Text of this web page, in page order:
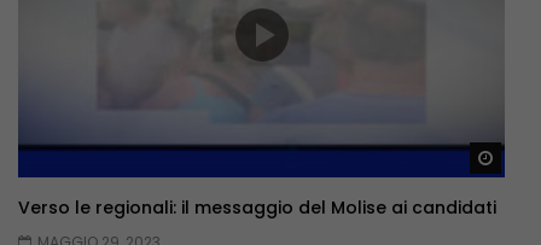
Verso le regionali: il messaggio del Molise ai candidati